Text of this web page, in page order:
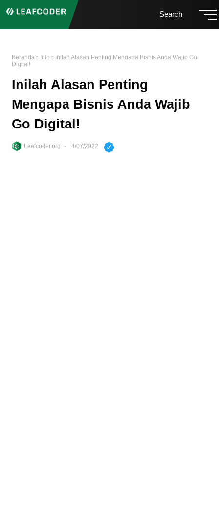
Search
Beranda Info
Inilah Alasan Penting Mengapa Bisnis Anda Wajib Go
Digital!
Inilah Alasan Penting
Mengapa Bisnis Anda Wajib
Go Digital!
Leafcoder.org 4/07/2022